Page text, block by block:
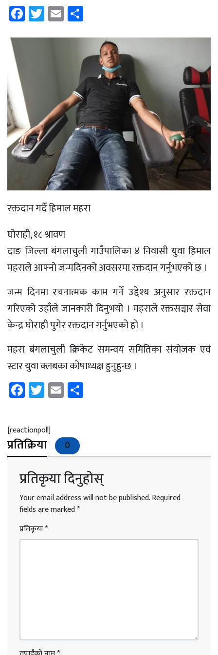
Facebook
Twitter
Email
रक्तदान गर्दै हिमाल महरा
घोराही, १८ श्रावण
दाङ जिल्ला बंगलाचुली गाउँपालिका ४ निवासी युवा हिमाल
महराले आफ्नो जन्मदिनको अवसरमा रक्तदान गर्नुभएको छ ।
जन्म दिनमा रचनात्मक काम गर्ने उद्देश्य अनुसार रक्तदान
गरिएको उहाँले जानकारी दिनुभयो । महराले रक्तसञ्चार सेवा
केन्द्र घोराही पुगेर रक्तदान गर्नुभएको हो ।
महरा बंगलाचुली क्रिकेट समन्वय समितिका संयोजक एवं
स्टार युवा क्लबका कोषाध्यक्ष हुनुहुन्छ ।
Facebook
Twitter
Email
[reactionpoll]
प्रतिक्रिया 0
प्रतिकृया दिनुहोस्
Your email address will not be published.Required
fields are marked*
प्रतिकृया*